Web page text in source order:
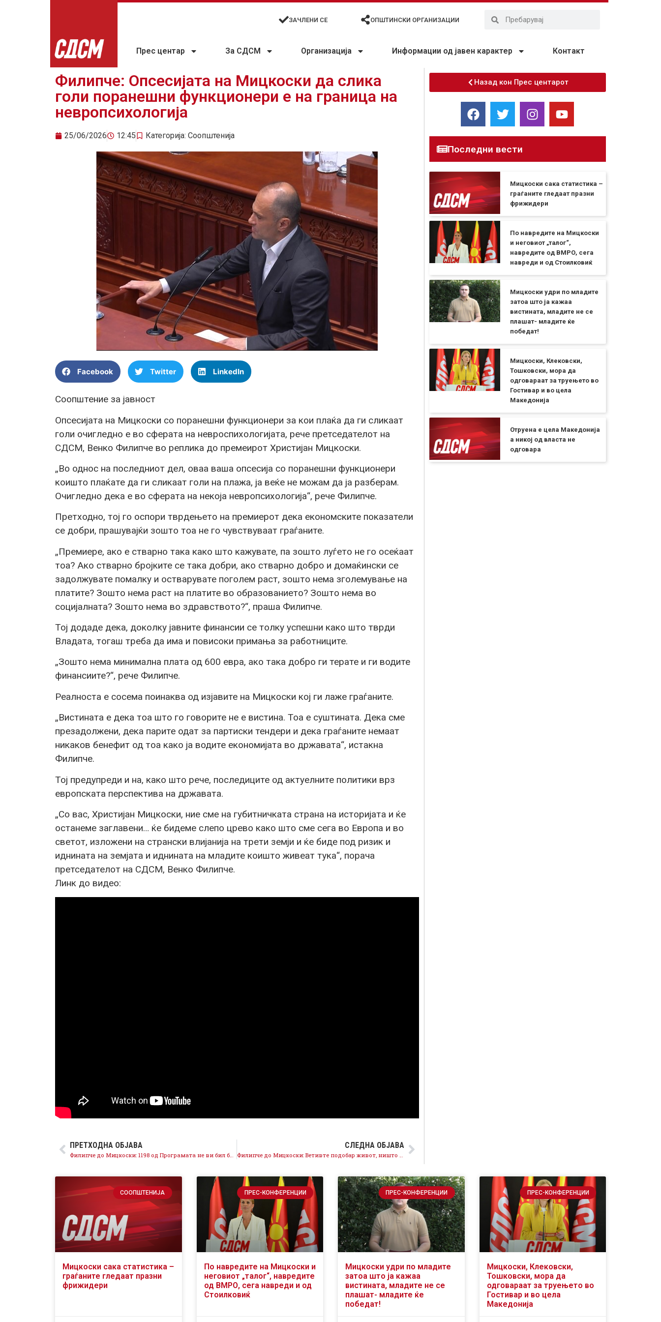
ЗАЧЛЕНИ СЕ ОПШТИНСКИ ОРГАНИЗАЦИИ
Прес центар За СДСМ Организација Информации од јавен карактер Контакт
Филипче: Опсесијата на Мицкоски да слика
голи поранешни функционери е на граница на
невропсихологија
25/06/2026 12:45 Категорија: Соопштенија
Facebook Twitter LinkedIn
Соопштение за јавност
Опсесијата на Мицкоски со поранешни функционери за кои плаќа да ги сликаат
голи очигледно е во сферата на невроспихологијата, рече претседателот на
СДСМ, Венко Филипче во реплика до премеирот Христијан Мицкоски.
„Во однос на последниот дел, оваа ваша опсесија со поранешни функционери
коишто плаќате да ги сликаат голи на плажа, ја веќе не можам да ја разберам.
Очигледно дека е во сферата на некоја невропсихологија“, рече Филипче.
Претходно, тој го оспори тврдењето на премиерот дека економските показатели
се добри, прашувајќи зошто тоа не го чувствуваат граѓаните.
„Премиере, ако е стварно така како што кажувате, па зошто луѓето не го осеќаат
тоа? Ако стварно бројките се така добри, ако стварно добро и домаќински се
задолжувате помалку и остварувате поголем раст, зошто нема зголемување на
платите? Зошто нема раст на платите во образованието? Зошто нема во
социјалната? Зошто нема во здравството?“, праша Филипче.
Тој додаде дека, доколку јавните финансии се толку успешни како што тврди
Владата, тогаш треба да има и повисоки примања за работниците.
„Зошто нема минимална плата од 600 евра, ако така добро ги терате и ги водите
финансиите?“, рече Филипче.
Реалноста е сосема поинаква од изјавите на Мицкоски кој ги лаже граѓаните.
„Вистината е дека тоа што го говорите не е вистина. Тоа е суштината. Дека сме
презадолжени, дека парите одат за партиски тендери и дека граѓаните немаат
никаков бенефит од тоа како ја водите економијата во државата“, истакна
Филипче.
Тој предупреди и на, како што рече, последиците од актуелните политики врз
европската перспектива на државата.
„Со вас, Христијан Мицкоски, ние сме на губитничката страна на историјата и ќе
останеме заглавени… ќе бидеме слепо црево како што сме сега во Европа и во
светот, изложени на странски влијанија на трети земји и ќе биде под ризик и
иднината на земјата и иднината на младите коишто живеат тука“, порача
претседателот на СДСМ, Венко Филипче.
Линк до видео:
ПРЕТХОДНА ОБЈАВА СЛЕДНА ОБЈАВА
Назад кон Прес центарот
Последни вести
Мицкоски сака статистика –
граѓаните гледаат празни
фрижидери
По навредите на Мицкоски
и неговиот „талог“,
навредите од ВМРО, сега
навреди и од Стоилковиќ
Мицкоски удри по младите
затоа што ја кажаа
вистината, младите не се
плашат- младите ќе
победат!
Мицкоски, Клековски,
Тошковски, мора да
одговараат за труењето во
Гостивар и во цела
Македонија
Отруена е цела Македонија
а никој од власта не
одговара
СООПШТЕНИЈА
Мицкоски сака статистика –
граѓаните гледаат празни
фрижидери
ПРЕС-КОНФЕРЕНЦИИ
По навредите на Мицкоски и
неговиот „талог“, навредите
од ВМРО, сега навреди и од
Стоилковиќ
ПРЕС-КОНФЕРЕНЦИИ
Мицкоски удри по младите
затоа што ја кажаа
вистината, младите не се
плашат- младите ќе
победат!
ПРЕС-КОНФЕРЕНЦИИ
Мицкоски, Клековски,
Тошковски, мора да
одговараат за труењето во
Гостивар и во цела
Македонија